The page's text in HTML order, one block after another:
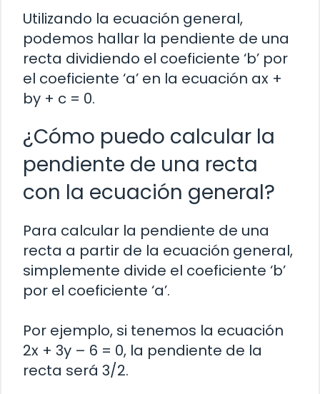
Utilizando la ecuación general,
podemos hallar la pendiente de una
recta dividiendo el coeficiente ‘b’ por
el coeficiente ‘a’ en la ecuación ax +
by + c = 0.
¿Cómo puedo calcular la
pendiente de una recta
con la ecuación general?
Para calcular la pendiente de una
recta a partir de la ecuación general,
simplemente divide el coeficiente ‘b’
por el coeficiente ‘a’.
Por ejemplo, si tenemos la ecuación
2x + 3y – 6 = 0, la pendiente de la
recta será 3/2.